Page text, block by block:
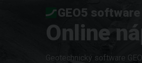
GEO5 software
Online
Geotechnický software